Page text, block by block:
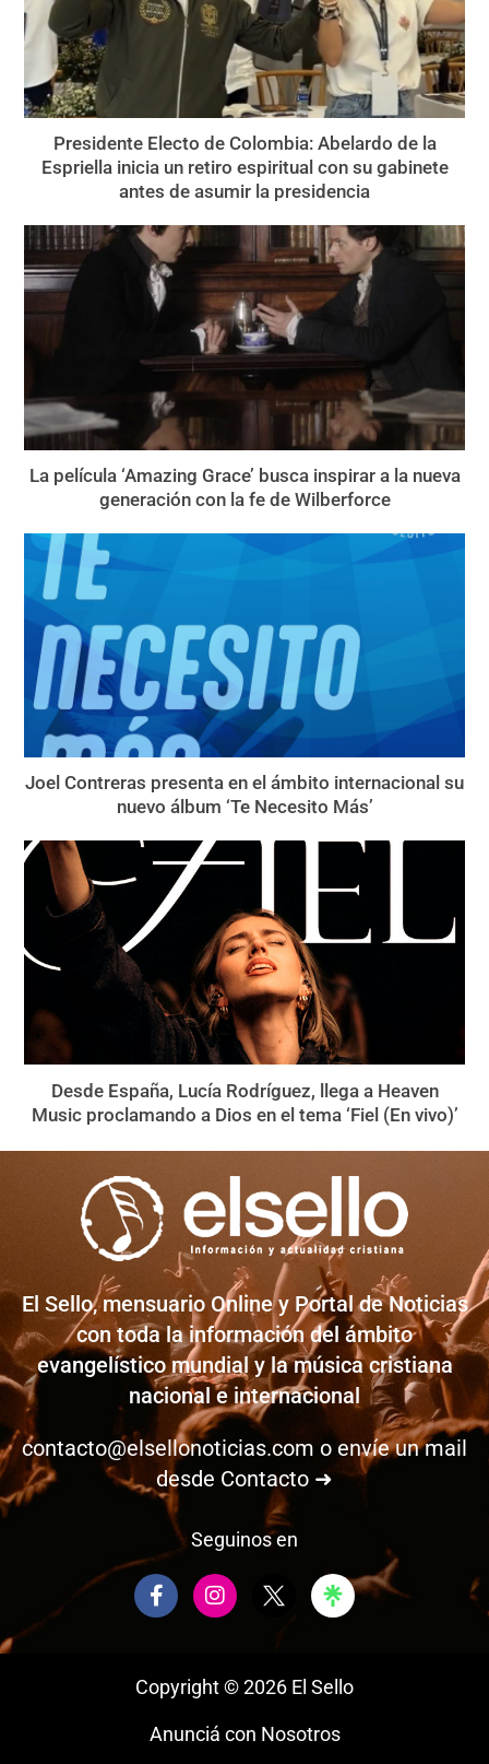
Presidente Electo de Colombia: Abelardo de la
Espriella inicia un retiro espiritual con su gabinete
antes de asumir la presidencia
La película ‘Amazing Grace’ busca inspirar a la nueva
generación con la fe de Wilberforce
Joel Contreras presenta en el ámbito internacional su
nuevo álbum ‘Te Necesito Más’
Desde España, Lucía Rodríguez, llega a Heaven
Music proclamando a Dios en el tema ‘Fiel (En vivo)’
El Sello, mensuario Online y Portal de Noticias
con toda la información del ámbito
evangelístico mundial y la música cristiana
nacional e internacional
contacto@elsellonoticias.com o envíe un mail
desde Contacto ➜
Seguinos en
F
a
o
k
I
n
g
a
Copyright © 2026 El Sello
Anunciá con Nosotros